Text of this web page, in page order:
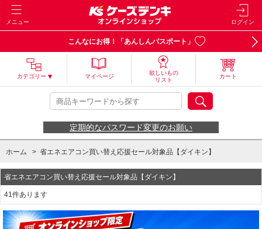
メニュー ログイン
こんなにお得！「あんしんパスポート」
カテゴリー マイページ
欲しいもの
リスト
カート
定期的なパスワード変更のお願い
ホーム > 省エネエアコン買い替え応援セール対象品【ダイキン】
省エネエアコン買い替え応援セール対象品【ダイキン】
41件あります